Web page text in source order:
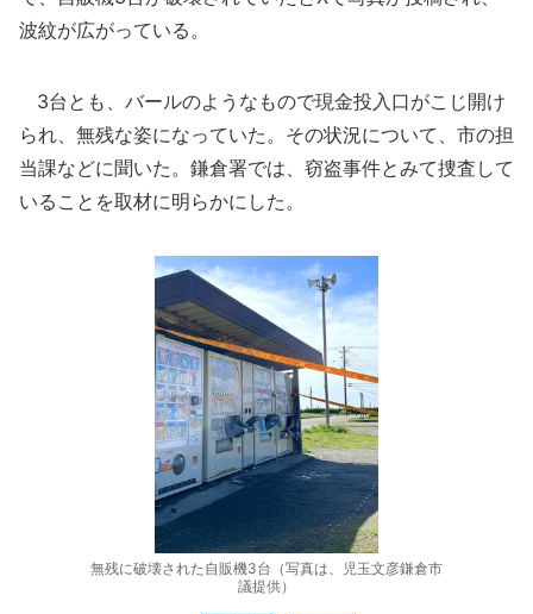
波紋が広がっている。
3台とも、バールのようなもので現金投入口がこじ開け
られ、無残な姿になっていた。その状況について、市の担
当課などに聞いた。鎌倉署では、窃盗事件とみて捜査して
いることを取材に明らかにした。
無残に破壊された自販機3台（写真は、児玉文彦鎌倉市
議提供）